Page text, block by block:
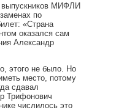
выпускников МИФЛИ
по
«Страна
оказался сам
Александр
этого не было. Но
место, потому
сдавал
Трифонович
числилось это